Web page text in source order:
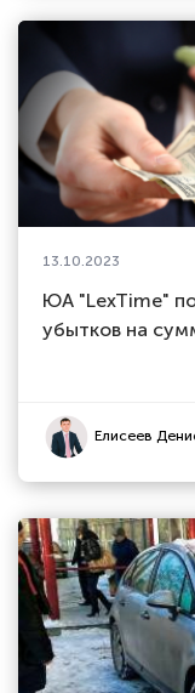
13.10.2023
ЮА "LexTime"
убытков на
Елисеев